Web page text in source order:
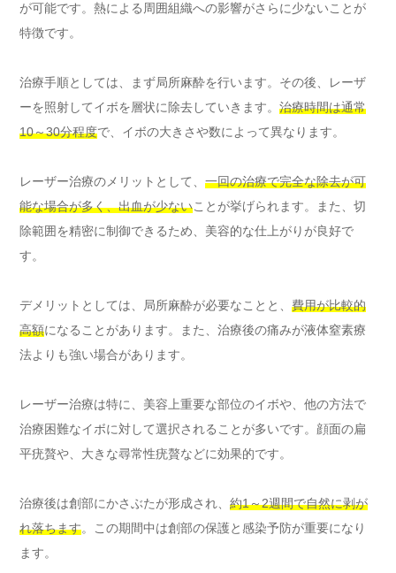
が可能です。熱による周囲組織への影響がさらに少ないことが
特徴です。
治療手順としては、まず局所麻酔を行います。その後、レーザ
ーを照射してイボを層状に除去していきます。 治療時間は通常
10～30分程度で、イボの大きさや数によって異なります。
レーザー治療のメリットとして、 一回の治療で完全な除去が可
能な場合が多く、出血が少ないことが挙げられます。また、切
除範囲を精密に制御できるため、美容的な仕上がりが良好で
す。
デメリットとしては、局所麻酔が必要なことと、 費用が比較的
高額になることがあります。また、治療後の痛みが液体窒素療
法よりも強い場合があります。
レーザー治療は特に、美容上重要な部位のイボや、他の方法で
治療困難なイボに対して選択されることが多いです。顔面の扁
平疣贅や、大きな尋常性疣贅などに効果的です。
治療後は創部にかさぶたが形成され、 約1～2週間で自然に剥が
れ落ちます。この期間中は創部の保護と感染予防が重要になり
ます。